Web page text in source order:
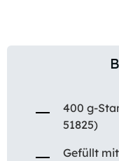
400 g-
51825)
Gefüllt